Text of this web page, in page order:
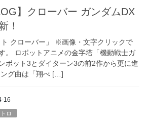
！
ト クローバー」 ※画像・文字クリックで
。 ロボットアニメの金字塔「機動戦士ガ
ボット3とダイターン3の前2作から更に進
グ曲は「翔べ […]
16
ロ